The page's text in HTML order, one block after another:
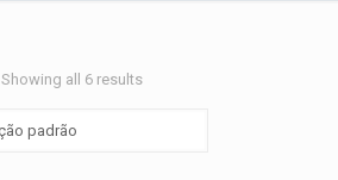
Showing all 6 results